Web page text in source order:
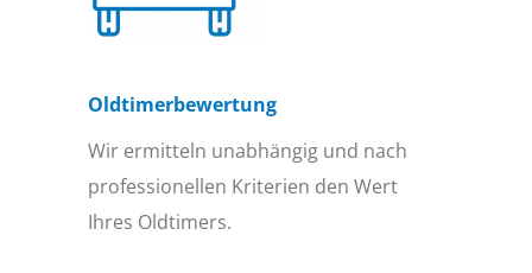
Oldtimer­bewertung
Wir ermitteln unabhängig und nach
professionellen Kriterien den Wert
Ihres Oldtimers.